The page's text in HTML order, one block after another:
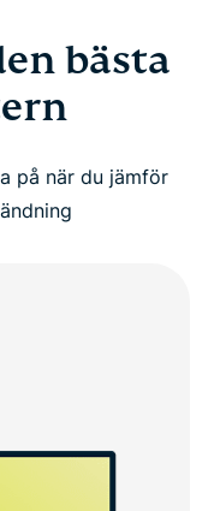
bästa
på när du jämför